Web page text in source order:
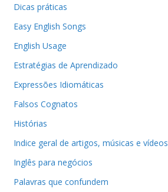
Dicas práticas
Easy English Songs
English Usage
Estratégias de Aprendizado
Expressões Idiomáticas
Falsos Cognatos
Histórias
Indice geral de artigos, músicas e vídeos
Inglês para negócios
Palavras que confundem